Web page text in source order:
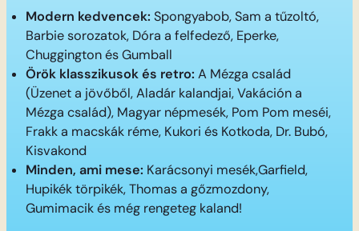
Modern kedvencek: Spongyabob, Sam a tűzoltó,
Barbie sorozatok, Dóra a felfedező, Eperke,
Chuggington és Gumball
Örök klasszikusok és retro: A Mézga család
(Üzenet a jövőből, Aladár kalandjai, Vakáción a
Mézga család), Magyar népmesék, Pom Pom meséi,
Frakk a macskák réme, Kukori és Kotkoda, Dr. Bubó,
Kisvakond
Minden, ami mese: Karácsonyi mesék,Garfield,
Hupikék törpikék, Thomas a gőzmozdony,
Gumimacik és még rengeteg kaland!